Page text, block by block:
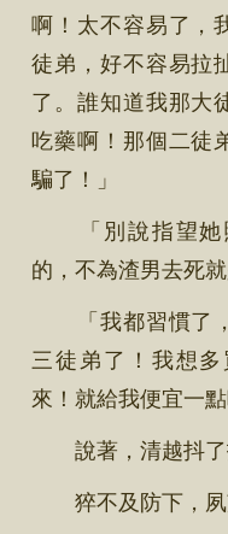
啊！太不容易了，
徒弟，好不容易拉
了。誰知道我那大
吃藥啊！那個二徒
騙了！」
「別說指望她
的，不為渣男去死
「我都習慣了，
三徒弟了！我想
來！就給我便宜一點
說著，清越抖了
猝不及防下，夙